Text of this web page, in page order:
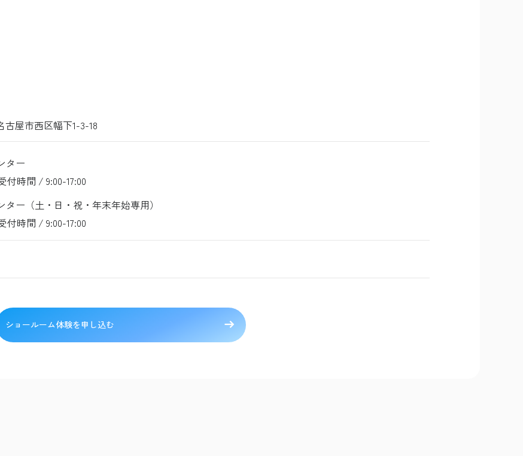
古屋市西区幅下1-3-18
ター
付時間 / 9:00-17:00
ー（土・日・祝・年末年始専用）
付時間 / 9:00-17:00
ショールーム体験を申し込む